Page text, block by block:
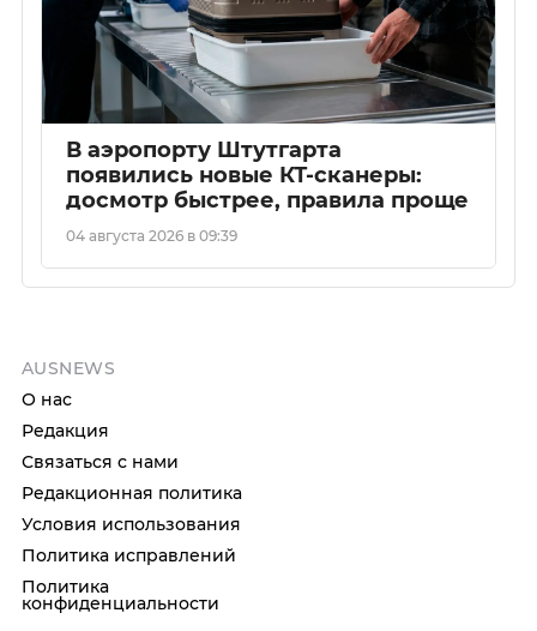
В аэропорту Штутгарта
появились новые КТ-сканеры:
досмотр быстрее, правила проще
04 августа 2026 в 09:39
AUSNEWS
О нас
Редакция
Связаться с нами
Редакционная политика
Условия использования
Политика исправлений
Политика
конфиденциальности